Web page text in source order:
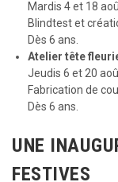
Mardis 4 et 18
Blindtest et
Dès 6 ans.
Atelier tête
Jeudis 6 et 20
Fabrication de
Dès 6 ans.
UNE
FESTIVES